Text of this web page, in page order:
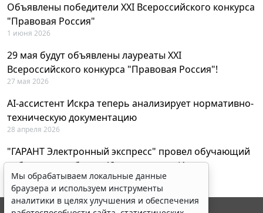
Объявлены победители XXI Всероссийского конкурса
"Правовая Россия"
1 июня 2026
29 мая будут объявлены лауреаты XXI
Всероссийского конкурса "Правовая Россия"!
27 мая 2026
AI-ассистент Искра теперь анализирует нормативно-
техническую документацию
28 апреля 2026
"ГАРАНТ Электронный экспресс" провел обучающий
вебинар по работе с AI-ассистентом Искра
23 апреля 2026
Мы обрабатываем локальные данные
браузера и используем инструменты
аналитики в целях улучшения и обеспечения